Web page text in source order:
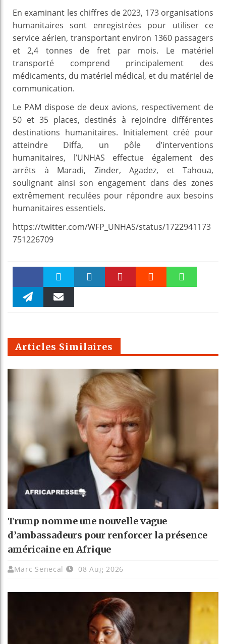
En examinant les chiffres de 2023, 173 organisations
humanitaires sont enregistrées pour utiliser ce
service aérien, transportant environ 1360 passagers
et 2,4 tonnes de fret par mois. Le matériel
transporté comprend principalement des
médicaments, du matériel médical, et du matériel de
communication.
Le PAM dispose de deux avions, respectivement de
50 et 35 places, destinés à rejoindre différentes
destinations humanitaires. Initialement créé pour
atteindre Diffa, un pôle d’interventions
humanitaires, l’UNHAS effectue également des
arrêts à Maradi, Zinder, Agadez, et Tahoua,
soulignant ainsi son engagement dans des zones
extrêmement reculées pour répondre aux besoins
humanitaires essentiels.
https://twitter.com/WFP_UNHAS/status/1722941173
751226709
Faceboo Twitter
m
Articles Similaires
Trump nomme une nouvelle vague
d’ambassadeurs pour renforcer la présence
américaine en Afrique
Marc Senecal 08 Aug 2026